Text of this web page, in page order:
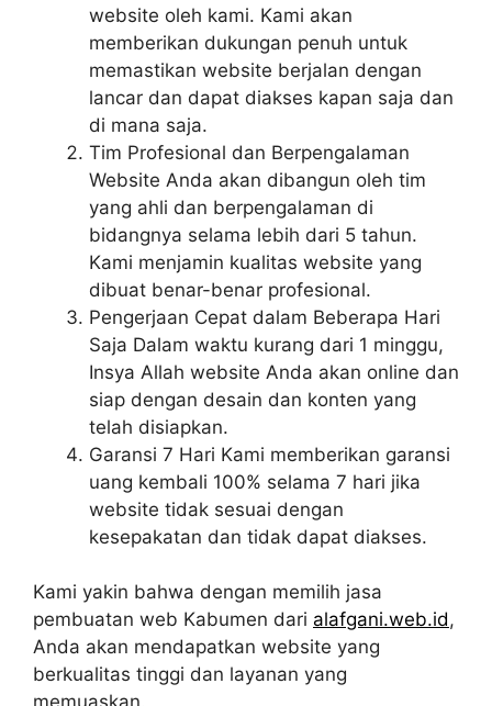
website oleh kami. Kami akan
memberikan dukungan penuh untuk
memastikan website berjalan dengan
lancar dan dapat diakses kapan saja dan
di mana saja.
Tim Profesional dan Berpengalaman
Website Anda akan dibangun oleh tim
yang ahli dan berpengalaman di
bidangnya selama lebih dari 5 tahun.
Kami menjamin kualitas website yang
dibuat benar-benar profesional.
Pengerjaan Cepat dalam Beberapa Hari
Saja Dalam waktu kurang dari 1 minggu,
Insya Allah website Anda akan online dan
siap dengan desain dan konten yang
telah disiapkan.
Garansi 7 Hari Kami memberikan garansi
uang kembali 100% selama 7 hari jika
website tidak sesuai dengan
kesepakatan dan tidak dapat diakses.
Kami yakin bahwa dengan memilih jasa
pembuatan web Kabumen dari alafgani.web.id,
Anda akan mendapatkan website yang
berkualitas tinggi dan layanan yang